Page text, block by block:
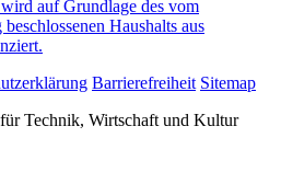
auf Grundlage des vom
Haushalts aus
Barrierefreiheit Sitemap
Technik, Wirtschaft und Kultur